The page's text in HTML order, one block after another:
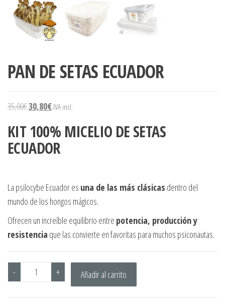
PAN DE SETAS ECUADOR
35,00€30,80€ IVA incl.
KIT 100% MICELIO DE SETAS
ECUADOR
La psilocybe Ecuador es una de las más clásicas dentro del
mundo de los hongos mágicos.
Ofrecen un increíble equilibrio entre potencia, producción y
resistencia que las convierte en favoritas para muchos psiconautas.
- + Añadir al carrito